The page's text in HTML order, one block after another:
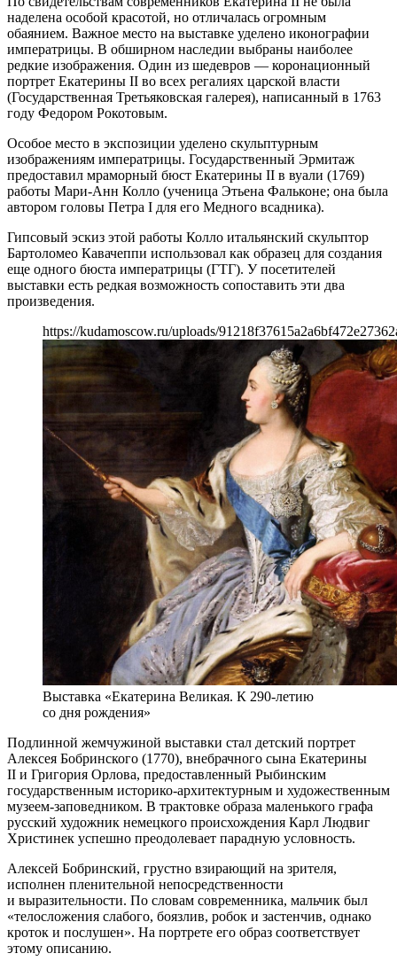
наделена особой красотой, но отличалась огромным
обаянием. Важное место на выставке уделено иконографии
императрицы. В обширном наследии выбраны наиболее
редкие изображения. Один из шедевров — коронационный
портрет Екатерины II во всех регалиях царской власти
(Государственная Третьяковская галерея), написанный в 1763
году Федором Рокотовым.
Особое место в экспозиции уделено скульптурным
изображениям императрицы. Государственный Эрмитаж
предоставил мраморный бюст Екатерины II в вуали (1769)
работы Мари-Анн Колло (ученица Этьена Фальконе; она была
автором головы Петра I для его Медного всадника).
Гипсовый эскиз этой работы Колло итальянский скульптор
Бартоломео Кавачеппи использовал как образец для создания
еще одного бюста императрицы (ГТГ). У посетителей
выставки есть редкая возможность сопоставить эти два
произведения.
https://kudamoscow.ru/uploads/
Выставка «Екатерина Великая. К 290-летию
со дня рождения»
Подлинной жемчужиной выставки стал детский портрет
Алексея Бобринского (1770), внебрачного сына Екатерины
II и Григория Орлова, предоставленный Рыбинским
государственным историко-архитектурным и художественным
музеем-заповедником. В трактовке образа маленького графа
русский художник немецкого происхождения Карл Людвиг
Христинек успешно преодолевает парадную условность.
Алексей Бобринский, грустно взирающий на зрителя,
исполнен пленительной непосредственности
и выразительности. По словам современника, мальчик был
«телосложения слабого, боязлив, робок и застенчив, однако
кроток и послушен». На портрете его образ соответствует
этому описанию.